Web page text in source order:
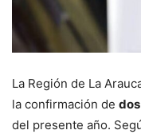
La Región de La
la confirmación de
del presente año.